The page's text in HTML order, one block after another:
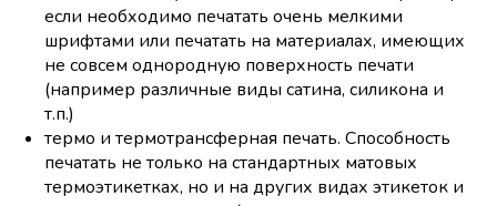
если необходимо печатать очень мелкими
шрифтами или печатать на материалах, имеющих
не совсем однородную поверхность печати
(например различные виды сатина, силикона и
т.п.)
термо и термотрансферная печать. Способность
печатать не только на стандартных матовых
термоэтикетках, но и на других видах этикеток и